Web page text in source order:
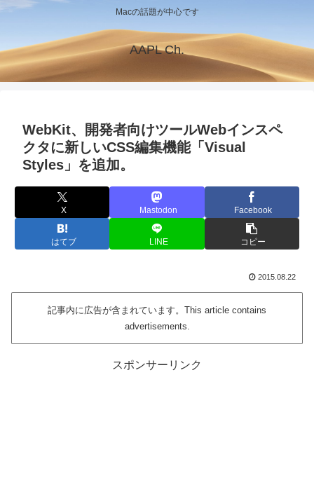
Macの話題が中心です
AAPL Ch.
WebKit、開発者向けツールWebインスペ
クタに新しいCSS編集機能「Visual
Styles」を追加。
X Mastodon Facebook
はてブ LINE コピー
2015.08.22
記事内に広告が含まれています。This article contains
advertisements.
スポンサーリンク